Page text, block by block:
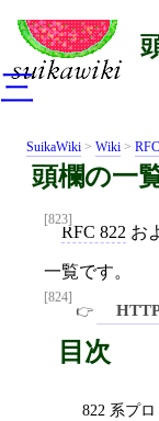
SuikaWiki > Wiki >
頭欄の一
[823]
RFC 822 お
一覧です。
[824]
目次
822 系プ
三